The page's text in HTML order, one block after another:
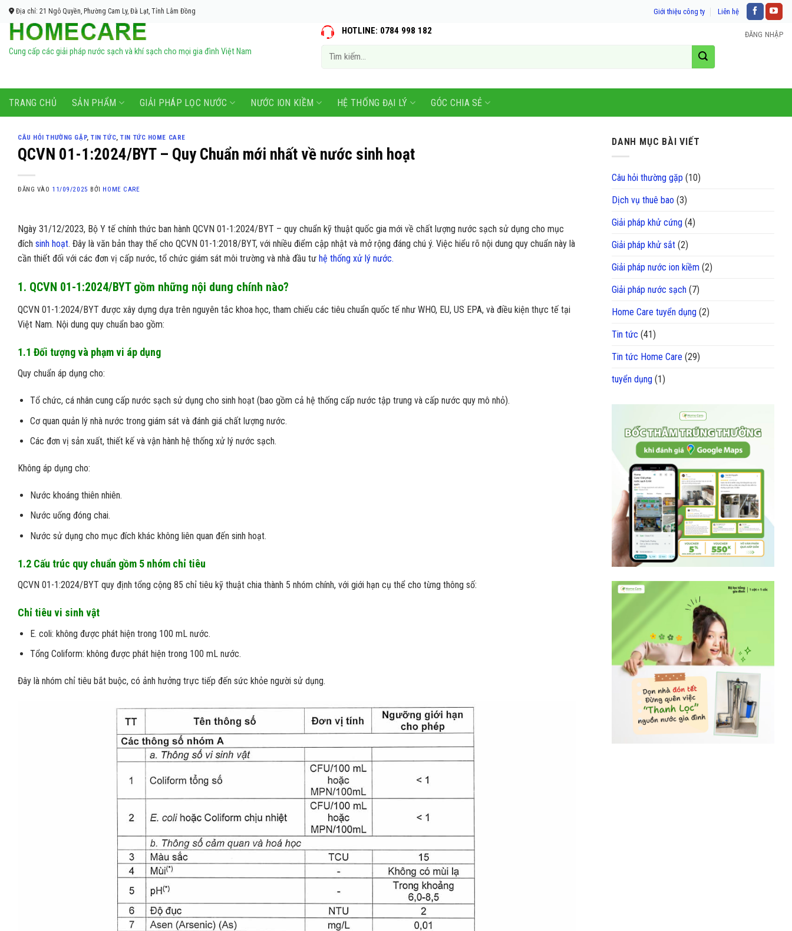
Bỏ
qua
dung
Địa chỉ: 21 Ngô Quyền, Phường Cam Ly, Đà Lạt, Tỉnh Lâm Đồng Giới thiệu công ty Liên hệ
Cung cấp các giải pháp nước sạch và khí sạch cho mọi gia đình Việt Nam
HOTLINE: 0784 998 182
Tìm
ĐĂNG NHẬP
TRANG CHỦ SẢN PHẨM GIẢI PHÁP LỌC NƯỚC NƯỚC ION KIỀM HỆ THỐNG ĐẠI LÝ GÓC CHIA SẺ
CÂU HỎI THƯỜNG GẶP,TIN TỨC,TIN TỨC HOME CARE
QCVN 01-1:2024/BYT – Quy Chuẩn mới nhất về nước sinh hoạt
ĐĂNG VÀO 11/09/2025 BỞI HOME CARE
Ngày 31/12/2023, Bộ Y tế chính thức ban hành QCVN 01-1:2024/BYT – quy chuẩn kỹ thuật quốc gia mới về chất lượng nước sạch sử dụng cho mục
đích sinh hoạt. Đây là văn bản thay thế cho QCVN 01-1:2018/BYT, với nhiều điểm cập nhật và mở rộng đáng chú ý. Việc hiểu rõ nội dung quy chuẩn này là
cần thiết đối với các đơn vị cấp nước, tổ chức giám sát môi trường và nhà đầu tư hệ thống xử lý nước.
1. QCVN 01-1:2024/BYT gồm những nội dung chính nào?
QCVN 01-1:2024/BYT được xây dựng dựa trên nguyên tắc khoa học, tham chiếu các tiêu chuẩn quốc tế như WHO, EU, US EPA, và điều kiện thực tế tại
Việt Nam. Nội dung quy chuẩn bao gồm:
1.1 Đối tượng và phạm vi áp dụng
Quy chuẩn áp dụng cho:
Tổ chức, cá nhân cung cấp nước sạch sử dụng cho sinh hoạt (bao gồm cả hệ thống cấp nước tập trung và cấp nước quy mô nhỏ).
Cơ quan quản lý nhà nước trong giám sát và đánh giá chất lượng nước.
Các đơn vị sản xuất, thiết kế và vận hành hệ thống xử lý nước sạch.
Không áp dụng cho:
Nước khoáng thiên nhiên.
Nước uống đóng chai.
Nước sử dụng cho mục đích khác không liên quan đến sinh hoạt.
1.2 Cấu trúc quy chuẩn gồm 5 nhóm chỉ tiêu
QCVN 01-1:2024/BYT quy định tổng cộng 85 chỉ tiêu kỹ thuật chia thành 5 nhóm chính, với giới hạn cụ thể cho từng thông số:
Chỉ tiêu vi sinh vật
E. coli: không được phát hiện trong 100 mL nước.
Tổng Coliform: không được phát hiện trong 100 mL nước.
Đây là nhóm chỉ tiêu bắt buộc, có ảnh hưởng trực tiếp đến sức khỏe người sử dụng.
DANH MỤC BÀI VIẾT
Câu hỏi thường gặp (10)
Dịch vụ thuê bao (3)
Giải pháp khử cứng (4)
Giải pháp khử sắt (2)
Giải pháp nước ion kiềm (2)
Giải pháp nước sạch (7)
Home Care tuyển dụng (2)
Tin tức (41)
Tin tức Home Care (29)
tuyển dụng (1)